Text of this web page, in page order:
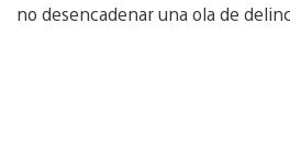
no desencadenar una ola de